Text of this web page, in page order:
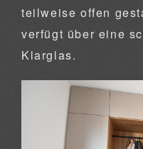
teilweise offen
verfügt über eine
Klarglas.